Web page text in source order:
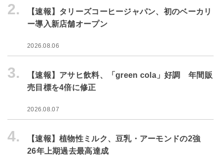
2.
【速報】タリーズコーヒージャパン、初のベーカリ
ー導入新店舗オープン
2026.08.06
3.
【速報】アサヒ飲料、「green cola」好調 年間販
売目標を4倍に修正
2026.08.07
4.
【速報】植物性ミルク、豆乳・アーモンドの2強
26年上期過去最高達成